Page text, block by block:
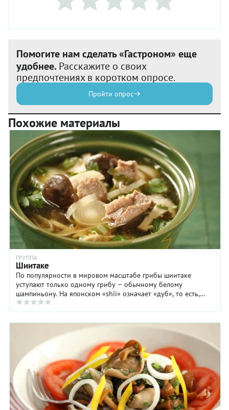
Помогите нам сделать «Гастроном» еще
удобнее. Расскажите о своих
предпочтениях в коротком опросе.
Пройти опрос
Похожие материалы
ГРУППА
Шиитаке
По популярности в мировом масштабе грибы шиитаке
уступают только одному грибу – обычному белому
шампиньону. На японском «shii» означает «дуб», то есть,
шиитаке – это «грибы дубового дерева». Китайцы ...